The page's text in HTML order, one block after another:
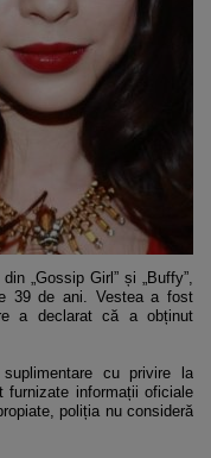
„Gossip Girl” și „Buffy”,
39 de ani. Vestea a fost
a declarat că a obținut
cu privire la
informații oficiale
poliția nu consideră